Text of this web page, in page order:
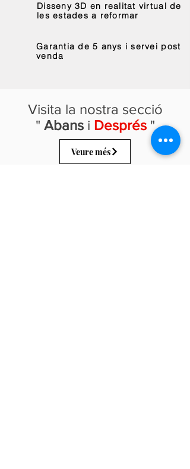
Disseny 3D en realitat virtual de
les estades a reformar
Garantia de 5 anys i servei post
venda
Visita la nostra secció
" Abansi Després"
Veure més